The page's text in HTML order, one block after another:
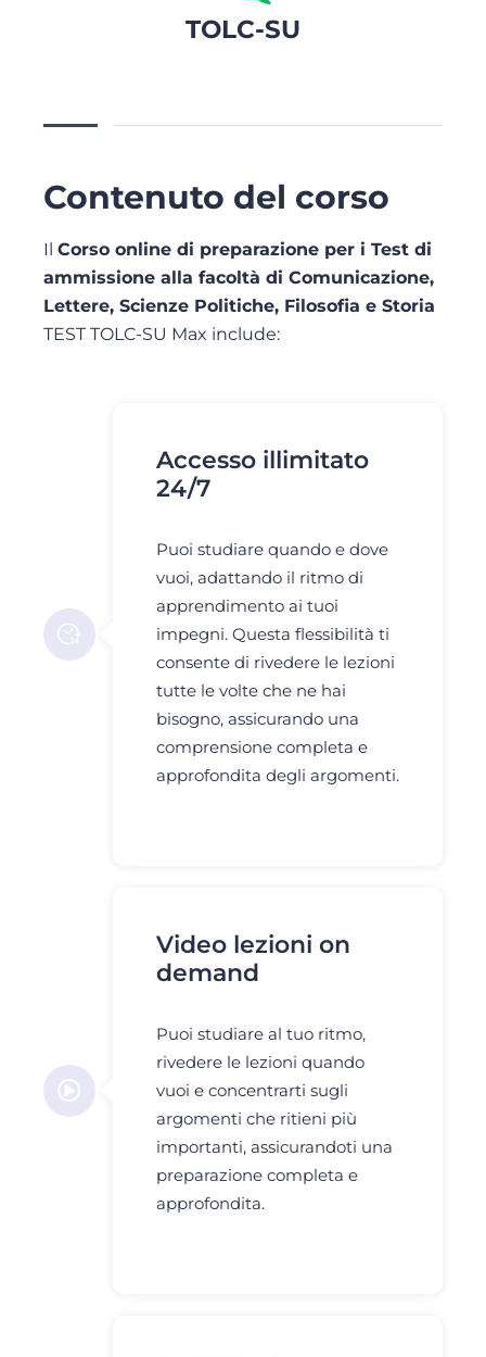
TOLC-SU
Contenuto del corso
Il Corso online di preparazione per i Test di
ammissione alla facoltà di Comunicazione,
Lettere, Scienze Politiche, Filosofia e Storia
TEST TOLC-SU Max include:
Accesso illimitato
24/7
Puoi studiare quando e dove
vuoi, adattando il ritmo di
apprendimento ai tuoi
impegni. Questa flessibilità ti
consente di rivedere le lezioni
tutte le volte che ne hai
bisogno, assicurando una
comprensione completa e
approfondita degli argomenti.
Video lezioni on
demand
Puoi studiare al tuo ritmo,
rivedere le lezioni quando
vuoi e concentrarti sugli
argomenti che ritieni più
importanti, assicurandoti una
preparazione completa e
approfondita.